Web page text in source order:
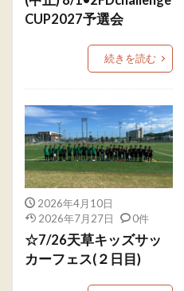
CUP2027予選会
続きを読む
2026年4月10日
2026年7月27日
0件
☆7/26天草キッズサッ
カーフェス(２日目)